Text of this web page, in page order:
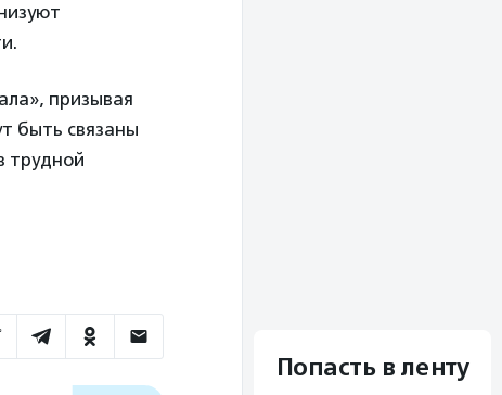
призывая
быть связаны
трудной
Попасть в ленту